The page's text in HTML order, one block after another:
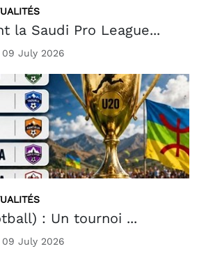
la Saudi Pro League...
09 July 2026
: Un tournoi ...
09 July 2026